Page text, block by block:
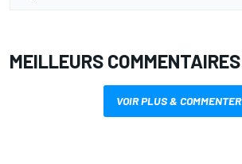
MEILLEURS COMMENTAIRES
VOIR PLUS & COMMENTER